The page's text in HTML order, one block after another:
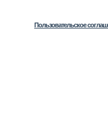
Пользовательское